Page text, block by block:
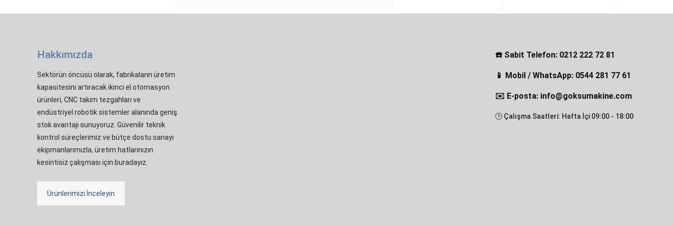
Hakkımızda
Sektörün öncüsü olarak, fabrikaların üretim
kapasitesini artıracak ikinci el otomasyon
ürünleri, CNC takım tezgahları ve
endüstriyel robotik sistemler alanında geniş
stok avantajı sunuyoruz. Güvenilir teknik
kontrol süreçlerimiz ve bütçe dostu sanayi
ekipmanlarımızla, üretim hatlarınızın
kesintisiz çalışması için buradayız.
Ürünlerimizi İnceleyin
☎️ Sabit Telefon: 0212 222 72 81
📱 Mobil / WhatsApp: 0544 281 77 61
✉️ E-posta: info@goksumakine.com
🕒 Çalışma Saatleri: Hafta İçi 09:00 - 18:00